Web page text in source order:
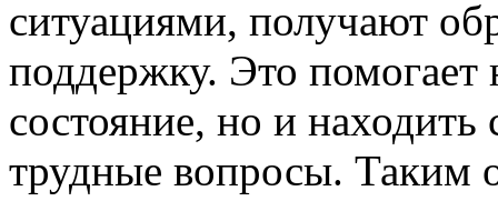
ситуациями, получают
поддержку. Это помогает
состояние, но и
трудные вопросы. Таким